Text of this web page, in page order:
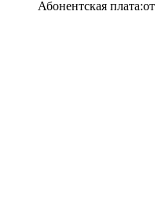
Абонентская плата:от